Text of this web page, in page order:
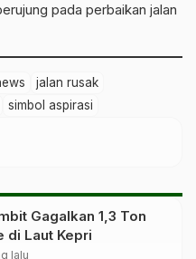
pada perbaikan jalan
jalan rusak
simbol aspirasi
Gagalkan 1,3 Ton
di Laut Kepri
lalu